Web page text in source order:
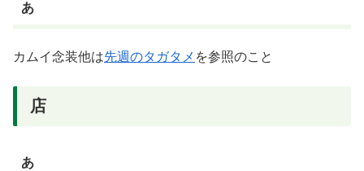
あ
カムイ念装他は先週のタガタメ を参照のこと
店
あ